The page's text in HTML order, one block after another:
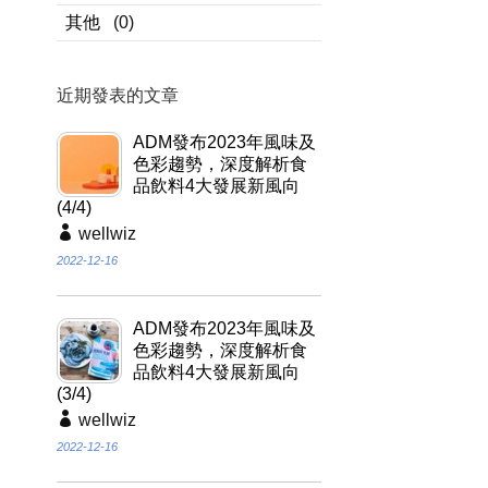
其他
(0)
近期發表的文章
ADM發布2023年風味及
色彩趨勢，深度解析食
品飲料4大發展新風向
(4/4)
wellwiz
2022-12-16
ADM發布2023年風味及
色彩趨勢，深度解析食
品飲料4大發展新風向
(3/4)
wellwiz
2022-12-16